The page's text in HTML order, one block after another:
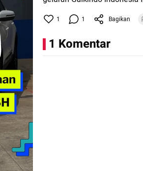
Show (GIIAS) 2025, yakni
CSH.
#onthereels
1 1 Bagikan
1 Komentar